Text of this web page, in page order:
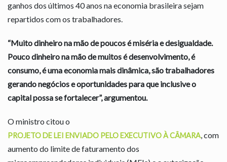
ganhos dos últimos 40 anos na economia brasileira sejam
repartidos com os trabalhadores.
“Muito dinheiro na mão de poucos é miséria e desigualdade.
Pouco dinheiro na mão de muitos é desenvolvimento, é
consumo, é uma economia mais dinâmica, são trabalhadores
gerando negócios e oportunidades para que inclusive o
capital possa se fortalecer”, argumentou.
O ministro citou o
PROJETO DE LEI ENVIADO PELO EXECUTIVO À CÂMARA, com
aumento do limite de faturamento dos